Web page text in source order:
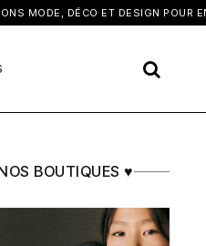
MODE, DÉCO ET DESIGN POUR ×
BOUTIQUES ♥